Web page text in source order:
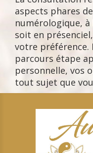
aspects phares
numérologique,
soit en
votre préférence.
parcours étape
personnelle, vos
tout sujet que